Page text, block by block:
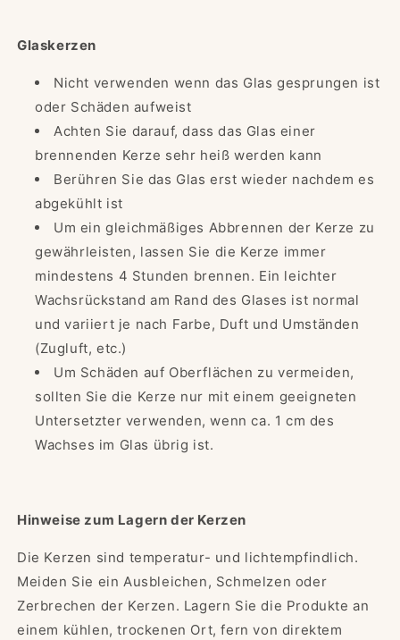
Glaskerzen
Nicht verwenden wenn das Glas gesprungen ist
oder Schäden aufweist
Achten Sie darauf, dass das Glas einer
brennenden Kerze sehr heiß werden kann
Berühren Sie das Glas erst wieder nachdem es
abgekühlt ist
Um ein gleichmäßiges Abbrennen der Kerze zu
gewährleisten, lassen Sie die Kerze immer
mindestens 4 Stunden brennen. Ein leichter
Wachsrückstand am Rand des Glases ist normal
und variiert je nach Farbe, Duft und Umständen
(Zugluft, etc.)
Um Schäden auf Oberflächen zu vermeiden,
sollten Sie die Kerze nur mit einem geeigneten
Untersetzter verwenden, wenn ca. 1 cm des
Wachses im Glas übrig ist.
Hinweise zum Lagern der Kerzen
Die Kerzen sind temperatur- und lichtempfindlich.
Meiden Sie ein Ausbleichen, Schmelzen oder
Zerbrechen der Kerzen. Lagern Sie die Produkte an
einem kühlen, trockenen Ort, fern von direktem